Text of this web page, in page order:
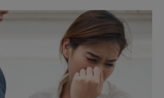
TH (TH)
ลงทะเบียน